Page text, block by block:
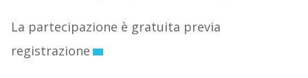
La partecipazione è gratuita previa
registrazione